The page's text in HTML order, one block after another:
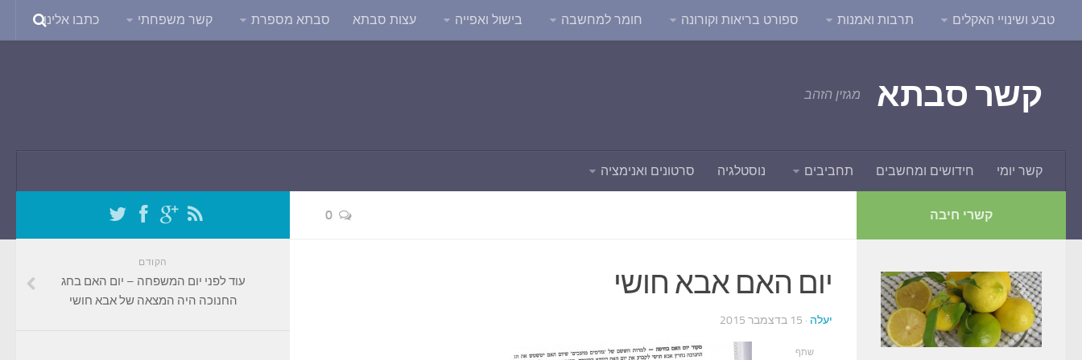
טבע ושינויי האקלים תרבות ואמנות ספורט בריאות וקורונה חומר למחשבה בישול ואפייה עצות סבתא סבתא מספרת קשר משפחתי כתבו אלינו
קשר סבתא מגזין הזהב
קשר יומי חידושים ומחשבים תחביבים נוסטלגיה סרטונים ואנימציה
0
יום האם אבא חושי
יעלה · 15 בדצמבר 2015
שתף
הקודם
עוד לפני יום המשפחה – יום האם בחג
החנוכה היה המצאה של אבא חושי
קשרי חיבה